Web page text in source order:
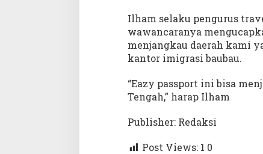
Ilham selaku pengurus
wawancaranya
menjangkau daerah kami
kantor imigrasi baubau.
“Eazy passport ini bisa
Tengah,” harap Ilham
Publisher: Redaksi
Post Views: 1 0